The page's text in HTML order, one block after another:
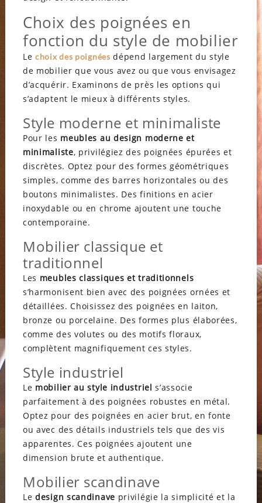
Choix des poignées en
fonction du style de mobilier
Lechoix des poignées dépend largement du style
de mobilier que vous avez ou que vous envisagez
d’acquérir. Examinons de près les options qui
s’adaptent le mieux à différents styles.
Style moderne et minimaliste
Pour les meubles au design moderne et
minimaliste, privilégiez des poignées épurées et
discrètes. Optez pour des formes géométriques
simples, comme des barres horizontales ou des
boutons minimalistes. Des finitions en acier
inoxydable ou en chrome ajoutent une touche
contemporaine.
Mobilier classique et
traditionnel
Les meubles classiques et traditionnels
s’harmonisent bien avec des poignées ornées et
détaillées. Choisissez des poignées en laiton,
bronze ou porcelaine. Des formes plus élaborées,
comme des volutes ou des motifs floraux,
complètent magnifiquement ces styles.
Style industriel
Le mobilier au style industriel s’associe
parfaitement à des poignées robustes en métal.
Optez pour des poignées en acier brut, en fonte
ou avec des détails industriels tels que des vis
apparentes. Ces poignées ajoutent une
dimension brute et authentique.
Mobilier scandinave
Le design scandinave privilégie la simplicité et la